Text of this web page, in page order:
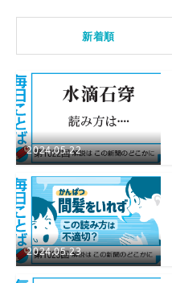
新着順
2024.05.22
2024.05.23